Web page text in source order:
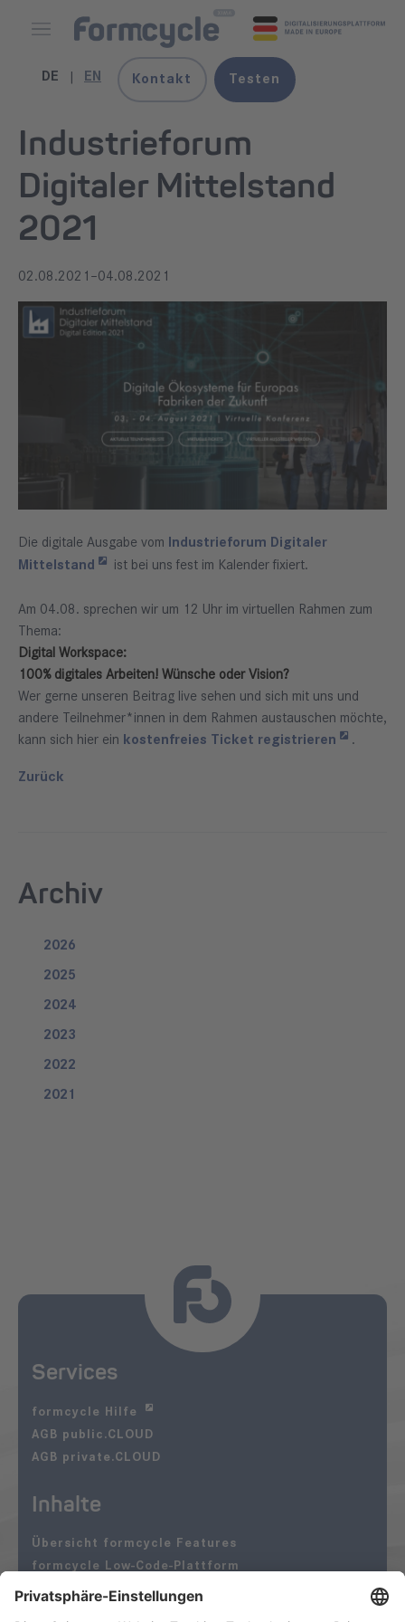
DE EN Kontakt Testen
Industrieforum
Digitaler Mittelstand
2021
02.08.2021–04.08.2021
Die digitale Ausgabe vom Industrieforum Digitaler
Mittelstand
ist bei uns fest im Kalender fixiert.
Am 04.08. sprechen wir um 12 Uhr im virtuellen Rahmen zum
Thema:
Digital Workspace:
100% digitales Arbeiten! Wünsche oder Vision?
Wer gerne unseren Beitrag live sehen und sich mit uns und
andere Teilnehmer*innen in dem Rahmen austauschen möchte,
kann sich hier ein kostenfreies Ticket registrieren .
Zurück
Archiv
2026
2025
2024
2023
2022
2021
Services
formcycle Hilfe
AGB public.CLOUD
AGB private.CLOUD
Inhalte
Übersicht formcycle Features
formcycle Low-Code-Plattform
Öffentliche Verwaltung